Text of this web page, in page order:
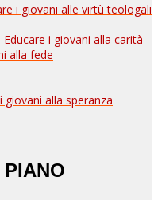
i giovani alle virtù teologali
i giovani alla carità
alla fede
giovani alla speranza